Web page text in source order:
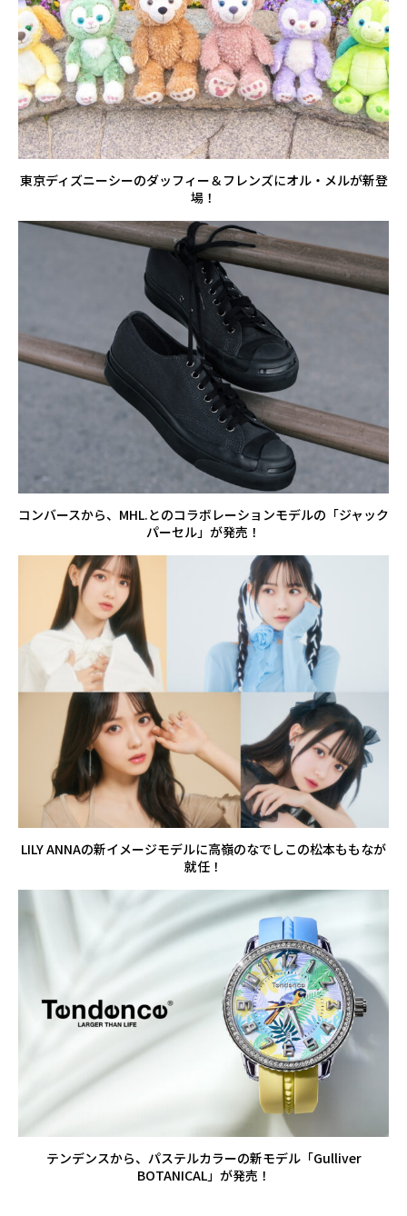
東京ディズニーシーのダッフィー＆フレンズにオル・メルが新登
場！
コンバースから、MHL.とのコラボレーションモデルの「ジャック
パーセル」が発売！
LILY ANNAの新イメージモデルに高嶺のなでしこの松本ももなが
就任！
テンデンスから、パステルカラーの新モデル「Gulliver
BOTANICAL」が発売！